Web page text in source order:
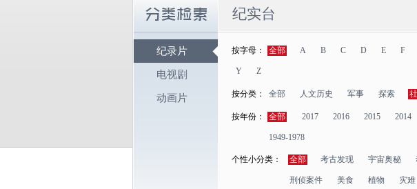
纪录片
电视剧
动画片
纪实台
按字母： 全部 A B C D E F
Y Z
按分类： 全部 人文历史 军事 探索
按年份： 全部 2017 2016 2015 2014
1949-1978
个性小分类： 全部 考古发现 宇宙奥秘
刑侦案件 美食 植物 灾难